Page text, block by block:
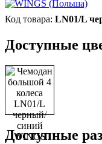
LN01/L
Доступные
Доступные